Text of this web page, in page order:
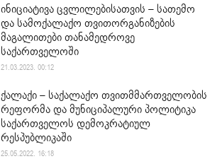
ინიციატივა ცვლილებისათვის – სათემო
და სამოქალაქო თვითორგანიზების
მაგალითები თანამედროვე
საქართველოში
21.03.2023. 00:12
ქალაქი – საქალაქო თვითმმართველობის
რეფორმა და მუნიციპალური პოლიტიკა
საქართველოს დემოკრატიულ
რესპუბლიკაში
25.05.2022. 16:18